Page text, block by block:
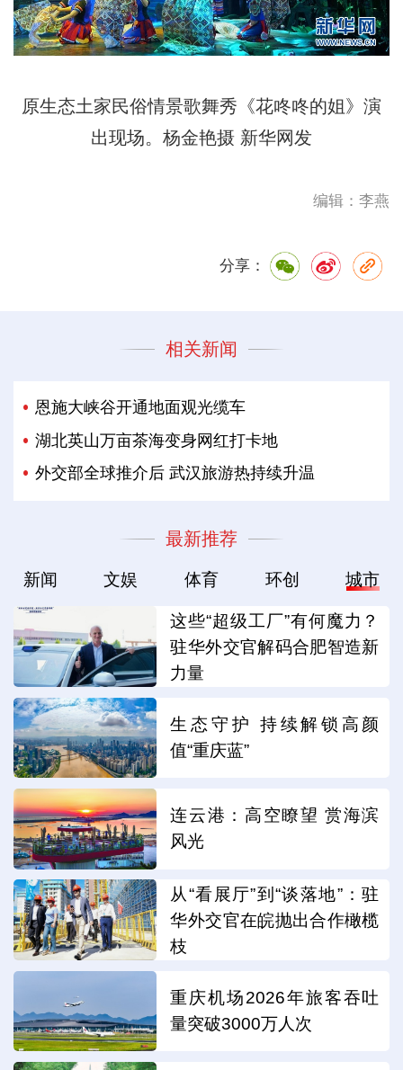
原生态土家民俗情景歌舞秀《花咚咚的姐》演
出现场。杨金艳摄 新华网发
编辑：李燕
分享：
相关新闻
恩施大峡谷开通地面观光缆车
湖北英山万亩茶海变身网红打卡地
外交部全球推介后 武汉旅游热持续升温
最新推荐
新闻 文娱 体育 环创 城市
这些“超级工厂”有何魔力？
驻华外交官解码合肥智造新
力量
生态守护 持续解锁高颜
值“重庆蓝”
连云港：高空瞭望 赏海滨
风光
从“看展厅”到“谈落地”：驻
华外交官在皖抛出合作橄榄
枝
重庆机场2026年旅客吞吐
量突破3000万人次